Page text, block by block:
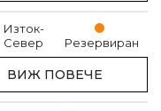
Изток-
Север
Резервиран
ВИЖ ПОВЕЧЕ